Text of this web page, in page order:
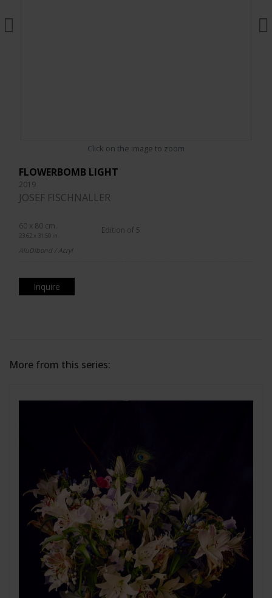
Click on the image to zoom
FLOWERBOMB LIGHT
2019
JOSEF FISCHNALLER
60 x 80 cm.
23.62 x 31.50 in.
Edition of 5
AluDibond / Acryl
Inquire
More from this series: